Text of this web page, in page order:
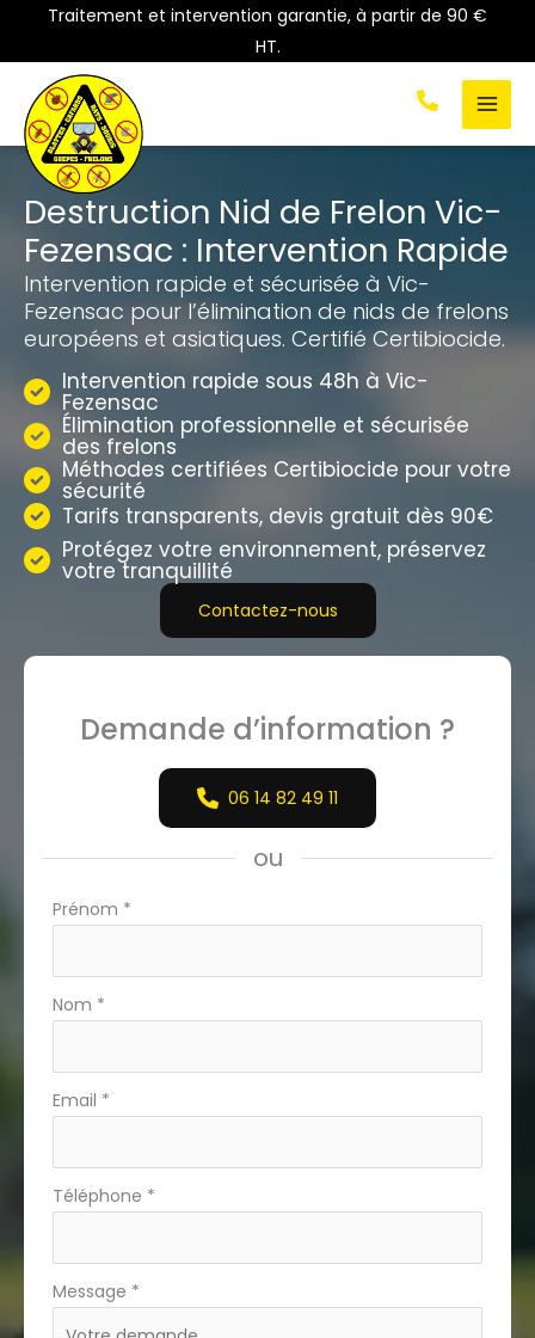
contenu
Traitement et intervention garantie, à partir de 90 €
HT.
Destruction Nid de Frelon Vic-
Fezensac : Intervention Rapide
Intervention rapide et sécurisée à Vic-
Fezensac pour l’élimination de nids de frelons
européens et asiatiques. Certifié Certibiocide.
Intervention rapide sous 48h à Vic-
Fezensac
Élimination professionnelle et sécurisée
des frelons
Méthodes certifiées Certibiocide pour votre
sécurité
Tarifs transparents, devis gratuit dès 90€
Protégez votre environnement, préservez
votre tranquillité
Contactez-nous
Demande d’information ?
06 14 82 49 11
ou
Formulaire
téléphone
Prénom *
Nom *
Email *
Téléphone *
Message *